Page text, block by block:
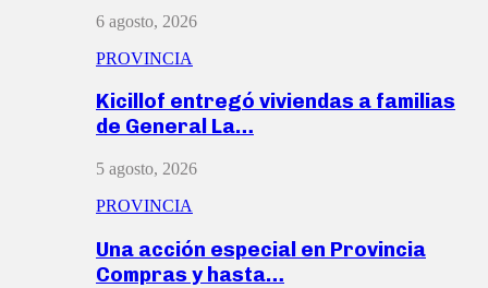
6 agosto, 2026
PROVINCIA
Kicillof entregó viviendas a familias
de General La…
5 agosto, 2026
PROVINCIA
Una acción especial en Provincia
Compras y hasta…